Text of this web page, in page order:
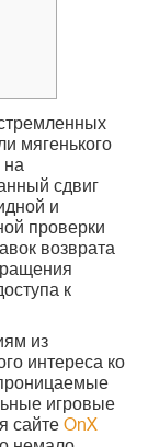
мягенького
на
сдвиг
и
проверки
возврата
к
из
интереса ко
игровые
сайте OnX